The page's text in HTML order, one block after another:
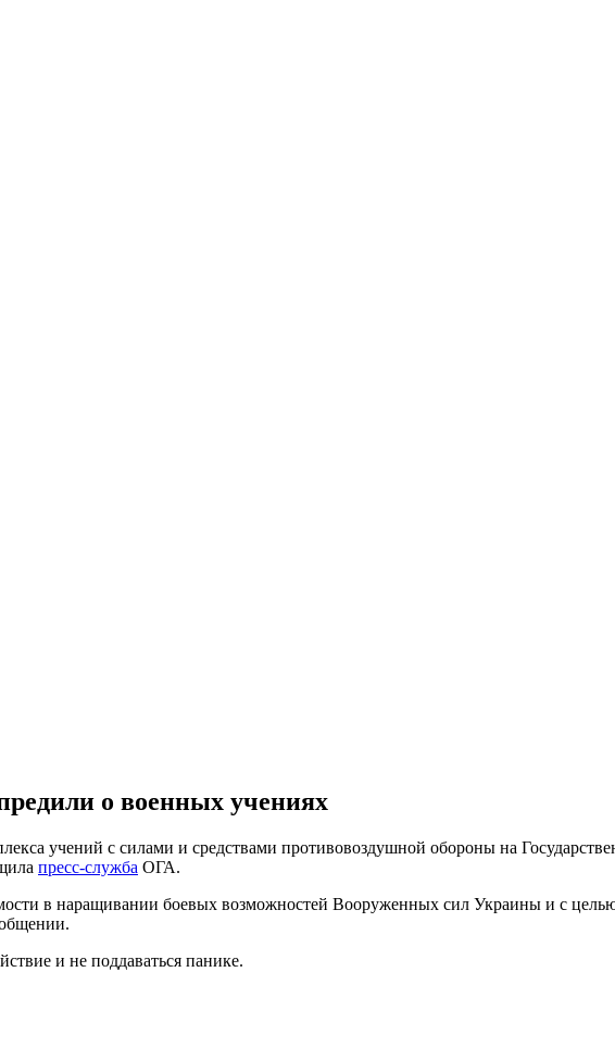
о военных учениях
учений с силами и средствами противовоздушной обороны на
пресс-служба ОГА.
в наращивании боевых возможностей Вооруженных сил Украины и с
и не поддаваться панике.